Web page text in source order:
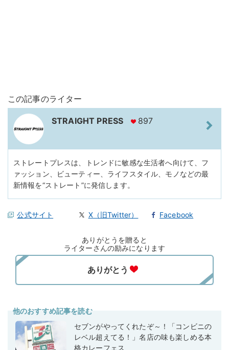
この記事のライター
STRAIGHT PRESS 897
ストレートプレスは、トレンドに敏感な生活者へ向けて、フ
ァッション、ビューティー、ライフスタイル、モノなどの最
新情報を“ストレート”に発信します。
公式サイト X（旧Twitter） Facebook
ありがとうを贈ると
ライターさんの励みになります
他のおすすめ記事を読む
セブンがやってくれたぞ～！「コンビニの
レベル超えてる！」名店の味も楽しめる本
格カレーフェス